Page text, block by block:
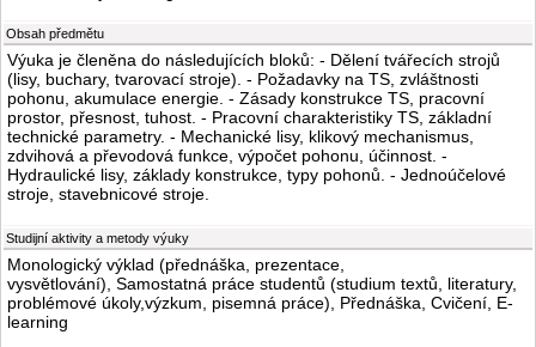
Obsah předmětu
Výuka je členěna do následujících bloků: - Dělení tvářecích strojů
(lisy, buchary, tvarovací stroje). - Požadavky na TS, zvláštnosti
pohonu, akumulace energie. - Zásady konstrukce TS, pracovní
prostor, přesnost, tuhost. - Pracovní charakteristiky TS, základní
technické parametry. - Mechanické lisy, klikový mechanismus,
zdvihová a převodová funkce, výpočet pohonu, účinnost. -
Hydraulické lisy, základy konstrukce, typy pohonů. - Jednoúčelové
stroje, stavebnicové stroje.
Studijní aktivity a metody výuky
Monologický výklad (přednáška, prezentace,
vysvětlování), Samostatná práce studentů (studium textů, literatury,
problémové úkoly,výzkum, pisemná práce), Přednáška, Cvičení, E-
learning